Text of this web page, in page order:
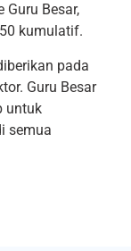
Guru Besar,
kumulatif.
pada
Guru Besar
untuk
semua